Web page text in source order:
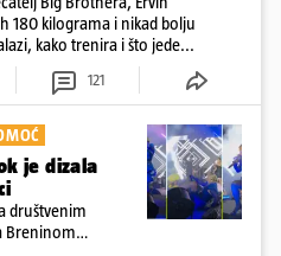
180 kilograma i nikad bolju
kako trenira i što jede...
121
je dizala
društvenim
Breninom